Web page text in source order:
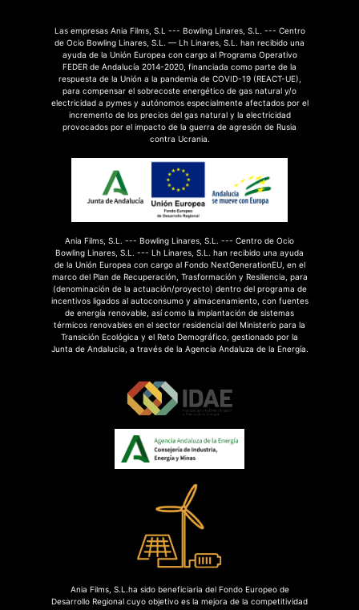
Las empresas Ania Films, S.L --- Bowling Linares, S.L. --- Centro
de Ocio Bowling Linares, S.L. — Lh Linares, S.L. han recibido una
ayuda de la Unión Europea con cargo al Programa Operativo
FEDER de Andalucía 2014-2020, financiada como parte de la
respuesta de la Unión a la pandemia de COVID-19 (REACT-UE),
para compensar el sobrecoste energético de gas natural y/o
electricidad a pymes y autónomos especialmente afectados por el
incremento de los precios del gas natural y la electricidad
provocados por el impacto de la guerra de agresión de Rusia
contra Ucrania.
Ania Films, S.L. --- Bowling Linares, S.L. --- Centro de Ocio
Bowling Linares, S.L. --- Lh Linares, S.L. han recibido una ayuda
de la Unión Europea con cargo al Fondo NextGenerationEU, en el
marco del Plan de Recuperación, Trasformación y Resiliencia, para
(denominación de la actuación/proyecto) dentro del programa de
incentivos ligados al autoconsumo y almacenamiento, con fuentes
de energía renovable, así como la implantación de sistemas
térmicos renovables en el sector residencial del Ministerio para la
Transición Ecológica y el Reto Demográfico, gestionado por la
Junta de Andalucía, a través de la Agencia Andaluza de la Energía.
Ania Films, S.L.ha sido beneficiaria del Fondo Europeo de
Desarrollo Regional cuyo objetivo es la mejora de la competitividad